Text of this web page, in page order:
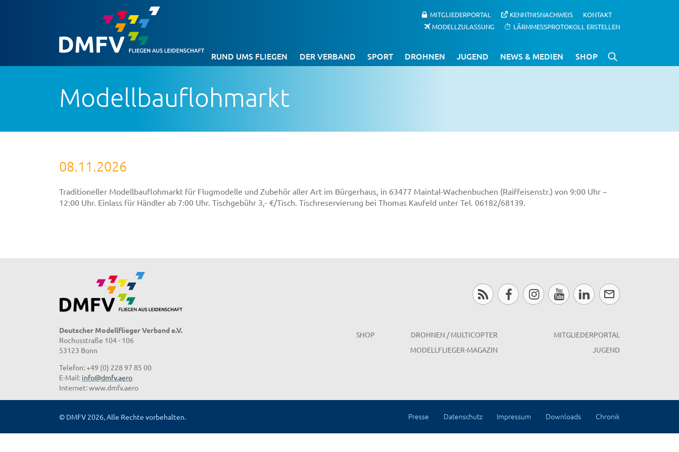
MITGLIEDERPORTAL KENNTNISNACHWEIS
KONTAKT
MODELLZULASSUNG
LÄRMMESSPROTOKOLL ERSTELLEN
RUND UMS FLIEGEN DER VERBAND SPORT DROHNEN JUGEND NEWS & MEDIEN SHOP
Modellbauflohmarkt
08.11.2026
Traditioneller Modellbauflohmarkt für Flugmodelle und Zubehör aller Art im Bürgerhaus, in 63477 Maintal-Wachenbuchen (Raiffeisenstr.) von 9:00 Uhr –
12:00 Uhr. Einlass für Händler ab 7:00 Uhr. Tischgebühr 3,- €/Tisch. Tischreservierung bei Thomas Kaufeld unter Tel. 06182/68139.
Deutscher Modellflieger Verband e.V.
Rochusstraße 104 - 106
53123 Bonn
Telefon: +49 (0) 228 97 85 00
E-Mail: info@dmfv.aero
Internet: www.dmfv.aero
SHOP
DROHNEN / MULTICOPTER
MODELLFLIEGER-MAGAZIN
MITGLIEDERPORTAL
JUGEND
© DMFV 2026, Alle Rechte vorbehalten. Presse Datenschutz Impressum Downloads Chronik